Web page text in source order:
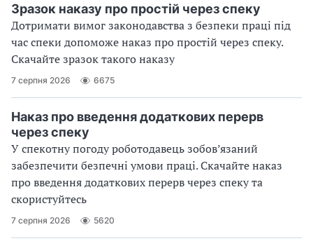
Зразок наказу про простій через спеку
Дотримати вимог законодавства з безпеки праці під
час спеки допоможе наказ про простій через спеку.
Скачайте зразок такого наказу
7 серпня 2026 6675
Наказ про введення додаткових перерв
через спеку
У спекотну погоду роботодавець зобов’язаний
забезпечити безпечні умови праці. Скачайте наказ
про введення додаткових перерв через спеку та
скористуйтесь
7 серпня 2026 5620